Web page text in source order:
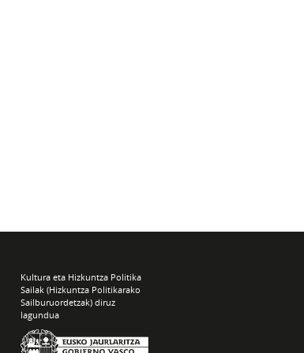
Kultura eta Hizkuntza Politika
Sailak (Hizkuntza Politikarako
Sailburuordetzak) diruz
lagundua